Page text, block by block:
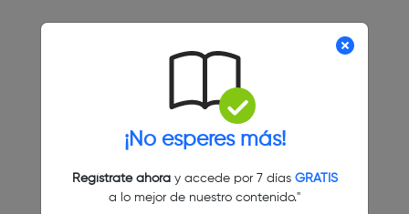
¡No esperes más!
Regístrate ahoray accede por 7 días GRATIS
a lo mejor de nuestro contenido."